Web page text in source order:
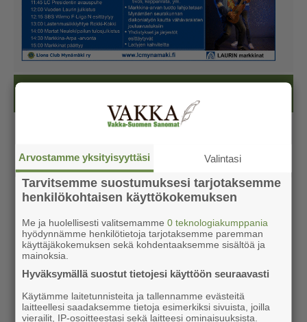
Arvostamme yksityisyyttäsi Valintasi
Tarvitsemme suostumuksesi tarjotaksemme
henkilökohtaisen käyttökokemuksen
Me ja huolellisesti valitsemamme0 teknologiakumppania
hyödynnämme henkilötietoja tarjotaksemme paremman
käyttäjäkokemuksen sekä kohdentaaksemme sisältöä ja
mainoksia.
Hyväksymällä suostut tietojesi käyttöön seuraavasti
Käytämme laitetunnisteita ja tallennamme evästeitä
laitteellesi saadaksemme tietoja esimerkiksi sivuista, joilla
vierailit, IP-osoitteestasi sekä laitteesi ominaisuuksista.